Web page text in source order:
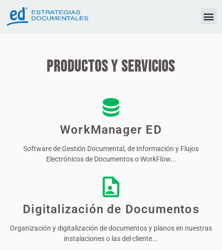
Electrónicas
Ver MásProductos y Servicios
WorkManager ED
Software de Gestión Documental, de Información y Flujos
Electrónicos de Documentos o WorkFlow...
Digitalización de Documentos
Organización y digitalización de documentos y planos en nuestras
instalaciones o las del cliente...